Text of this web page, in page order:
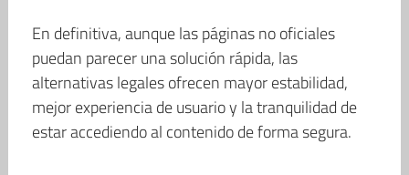
En definitiva, aunque las páginas no oficiales
puedan parecer una solución rápida, las
alternativas legales ofrecen mayor estabilidad,
mejor experiencia de usuario y la tranquilidad de
estar accediendo al contenido de forma segura.